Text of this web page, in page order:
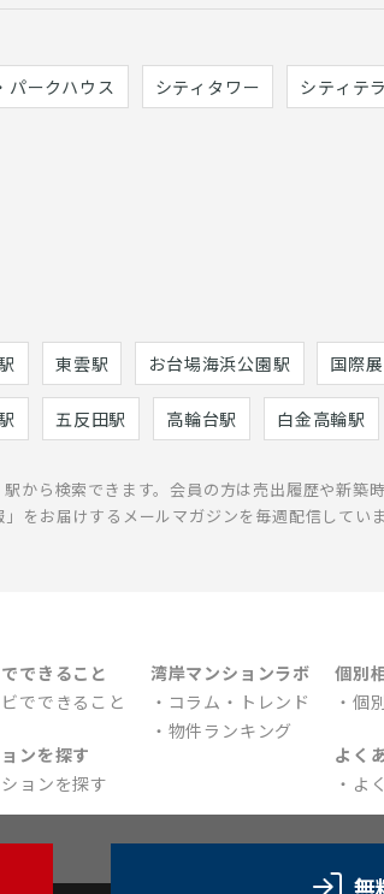
無
パークハウス シティタワー シティテ
東雲駅 お台場海浜公園駅 国際
五反田駅 高輪台駅 白金高輪駅
から検索できます。会員の方は売出履歴や新
をお届けするメールマガジンを毎週配信して
できること
でできること
ンを探す
ョンを探す
湾岸マンションラボ
コラム・トレンド
物件ランキング
個別
個
よく
よ